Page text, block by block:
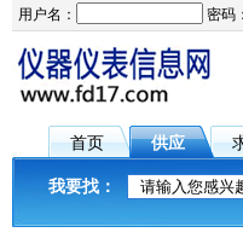
用户名： 密码：
首页 供应
我要找：